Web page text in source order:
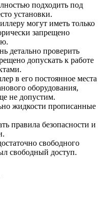
подходить под
установки.
могут иметь только
запрещено
детально проверить
допускать к работе
в его постоянное места
оборудования,
не допустим.
жидкости прописанные
правила безопасности и
свободного
свободный доступ.